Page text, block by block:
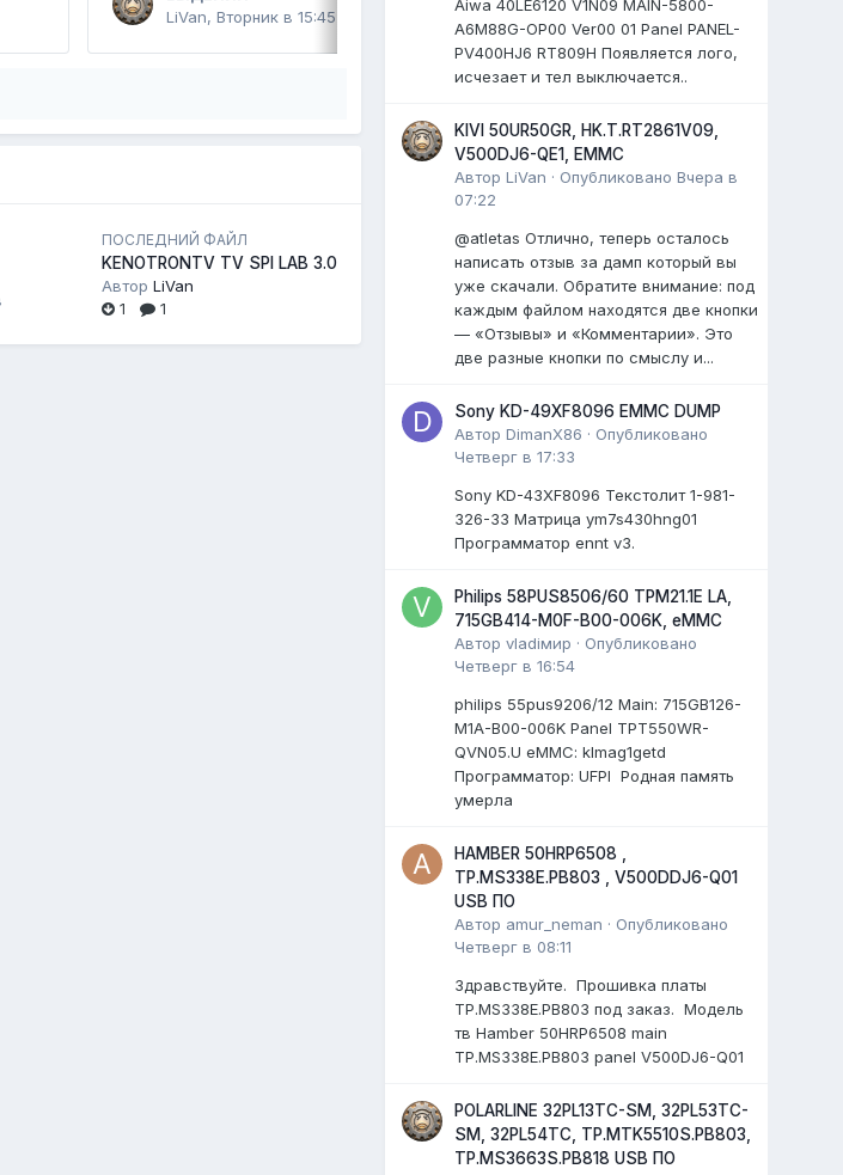
LiVan,Вторник в 15:45 LiVan , 29 июля
ПОСЛЕДНИЙ ФАЙЛ
KENOTRONTV TV SPI LAB 3.0
АвторLiVan
1
1
Aiwa 40LE6120 V1N09 MAIN-5800-
A6M88G-OP00 Ver00 01 Panel PANEL-
PV400HJ6 RT809H Появляется лого,
исчезает и тел выключается..
KIVI 50UR50GR, HK.T.RT2861V09,
V500DJ6-QE1, EMMC
АвторLiVan · ОпубликованоВчера в
07:22
@atletas Отлично, теперь осталось
написать отзыв за дамп который вы
уже скачали. Обратите внимание: под
каждым файлом находятся две кнопки
— «Отзывы» и «Комментарии». Это
две разные кнопки по смыслу и...
Sony KD-49XF8096 EMMC DUMP
АвторDimanX86 · Опубликовано
Четверг в 17:33
Sony KD-43XF8096 Текстолит 1-981-
326-33 Матрица ym7s430hng01
Программатор ennt v3.
Philips 58PUS8506/60 TPM21.1E LA,
715GB414-M0F-B00-006K, eMMC
Авторvladiмир · Опубликовано
Четверг в 16:54
philips 55pus9206/12 Мain: 715GB126-
M1A-B00-006K Panel TPT550WR-
QVN05.U eMMC: klmag1getd
Программатор: UFPI Родная память
умерла
HAMBER 50HRP6508 ,
TP.MS338E.PB803 , V500DDJ6-Q01
USB ПО
Автор amur_neman · Опубликовано
Четверг в 08:11
Здравствуйте. Прошивка платы
TP.MS338E.PB803 под заказ. Модель
тв Hamber 50HRP6508 main
TP.MS338E.PB803 panel V500DJ6-Q01
POLARLINE 32PL13TC-SM, 32PL53TC-
SM, 32PL54TC, TP.MTK5510S.PB803,
TP.MS3663S.PB818 USB ПО